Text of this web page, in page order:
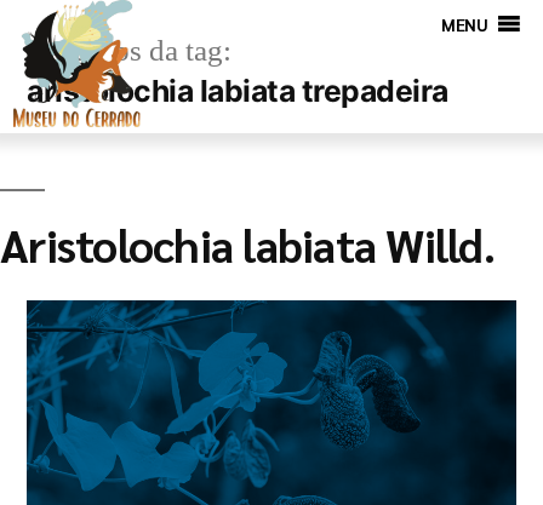
MENU
Arquivos da tag:
aristolochia labiata trepadeira
Aristolochia labiata Willd.